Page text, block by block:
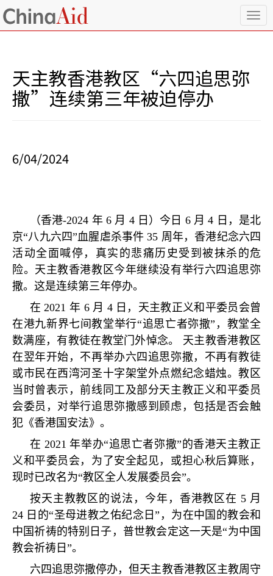
T
o
天主教香港教区“六四追思弥
撒”连续第三年被迫停办
6/04/2024
（香港-2024 年6 月 4 日）今日 6 月 4 日，是北
京“八九六四”血腥虐杀事件 35 周年，香港纪念六四
活动全面喊停，真实的悲痛历史受到被抹杀的危
险。天主教香港教区今年继续没有举行六四追思弥
撒。这是连续第三年停办。
在 2021 年 6 月 4 日，天主教正义和平委员会曾
在港九新界七间教堂举行“追思亡者弥撒” ，教堂全
数满座，有教徒在教堂门外悼念。 天主教香港教区
在翌年开始，不再举办六四追思弥撒，不再有教徒
或市民在西湾河圣十字架堂外点燃纪念蜡烛。教区
当时曾表示，前线同工及部分天主教正义和平委员
会委员，对举行追思弥撒感到顾虑，包括是否会触
犯《香港国安法》。
在 2021年举办“追思亡者弥撒” 的香港天主教正
义和平委员会，为了安全起见，或担心秋后算账，
现时已改名为“教区全人发展委员会”。
按天主教教区的说法，今年，香港教区在 5 月
24 日的“圣母进教之佑纪念日” ，为在中国的教会和
中国祈祷的特别日子，普世教会定这一天是“为中国
教会祈祷日 ”。
六四追思弥撒停办，但天主教香港教区主教周守